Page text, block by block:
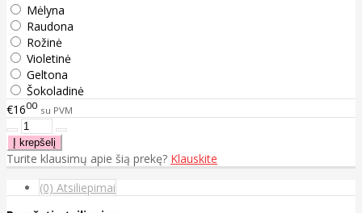
Mėlyna
Raudona
Rožinė
Violetinė
Geltona
Šokoladinė
€1600 su PVM
Turite klausimų apie šią prekę? Klauskite
(0) Atsiliepimai